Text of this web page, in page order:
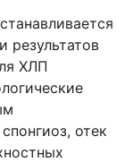
результатов
ХЛП
отек